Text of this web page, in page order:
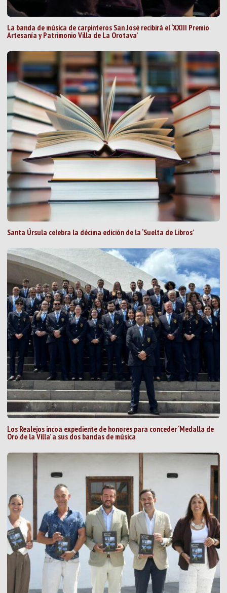
La banda de música de carpinteros San José recibirá el ‘XXIII Premio
Artesanía y Patrimonio Villa de La Orotava’
Santa Úrsula celebra la décima edición de la ‘Suelta de Libros’
Los Realejos incoa expediente de honores para conceder ‘Medalla de
Oro de la Villa’ a sus dos bandas de música